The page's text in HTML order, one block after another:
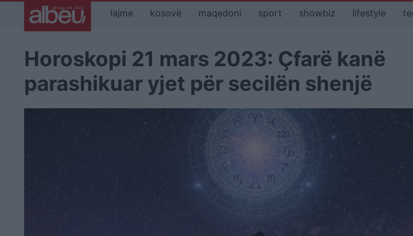
lajme kosovë maqedoni sport showbiz lifestyle
Horoskopi 21 mars 2023: Çfarë kanë
parashikuar yjet për secilën shenjë